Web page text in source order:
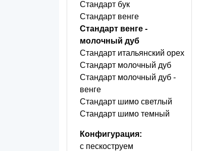
Стандарт бук
Стандарт венге
Стандарт венге -
молочный дуб
Стандарт итальянский орех
Стандарт молочный дуб
Стандарт молочный дуб -
венге
Стандарт шимо светлый
Стандарт шимо темный
Конфигурация:
с пескоструем